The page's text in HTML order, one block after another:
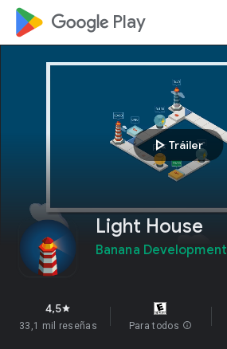
google_logo Play
play_arrowTráiler
Light House
Banana Development
4,5star
33,1 mil reseñas Para todos info